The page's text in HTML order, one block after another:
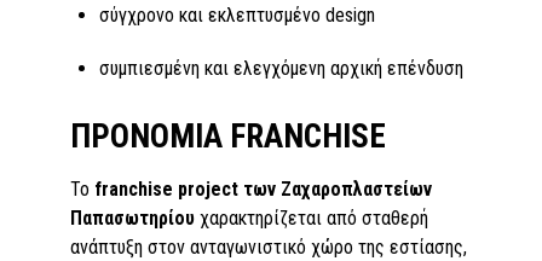
σύγχρονο και εκλεπτυσμένο design
συμπιεσμένη και ελεγχόμενη αρχική επένδυση
ΠΡΟΝΟΜΙΑ FRANCHISE
Το franchise project των Ζαχαροπλαστείων
Παπασωτηρίου χαρακτηρίζεται από σταθερή
ανάπτυξη στον ανταγωνιστικό χώρο της εστίασης,